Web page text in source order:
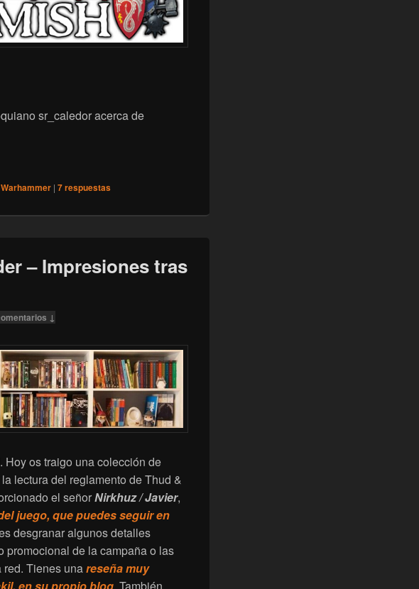
sr_caledor acerca de
de Warhammer Skirmish
Warhammer | 7respuestas
– Impresiones tras
↓
os traigo una colección de
lectura del reglamento de Thud &
el señorNirkhuz / Javier,
juego, que puedes seguir en
desgranar algunos detalles
promocional de la campaña o las
red. Tienes unareseña muy